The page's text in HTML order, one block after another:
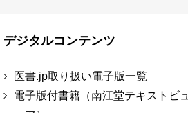
デジタルコンテンツ
医書.jp取り扱い電子版一覧
電子版付書籍（南江堂テキストビュ